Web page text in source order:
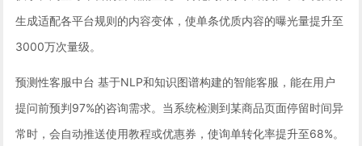
生成适配各平台规则的内容变体，使单条优质内容的曝光量提升至
3000万次量级。
预测性客服中台 基于NLP和知识图谱构建的智能客服，能在用户
提问前预判97%的咨询需求。当系统检测到某商品页面停留时间异
常时，会自动推送使用教程或优惠券，使询单转化率提升至68%。